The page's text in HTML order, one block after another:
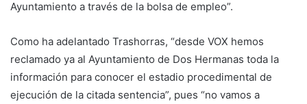
Ayuntamiento a través de la bolsa de empleo”.
Como ha adelantado Trashorras, “desde VOX hemos
reclamado ya al Ayuntamiento de Dos Hermanas toda la
información para conocer el estadio procedimental de
ejecución de la citada sentencia”, pues “no vamos a